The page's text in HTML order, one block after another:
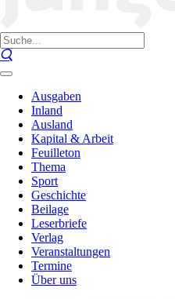
Ausgaben
Inland
Ausland
Kapital & Arbeit
Feuilleton
Thema
Sport
Geschichte
Beilage
Leserbriefe
Verlag
Veranstaltungen
Termine
Über uns